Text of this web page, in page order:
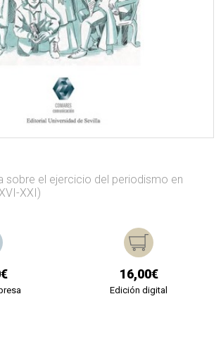
sobre el ejercicio del periodismo en
XXI)
16,00€
Edición digital